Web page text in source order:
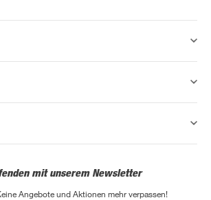
mit unserem Newsletter
Angebote und Aktionen mehr verpassen!